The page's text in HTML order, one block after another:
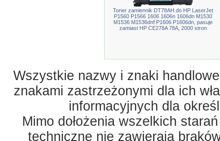
Toner zamiennik DT78AH do HP LaserJet
P1560 P1566 1606 1606n 1606dn M1530
M1536 M1536dnf P1606 P1606dn, pasuje
zamiast HP CE278A 78A, 2000 stron
Wszystkie nazwy i znaki
znakami zastrzeżonymi dla ich
informacyjnych dla
Mimo dołożenia wszelkich
techniczne nie zawierają